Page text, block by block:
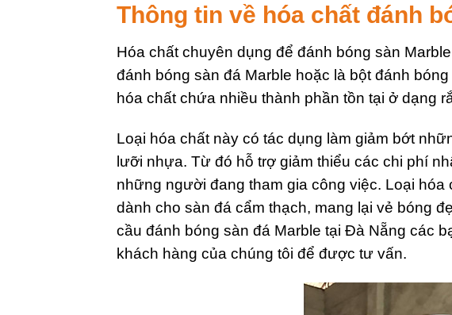
Thông tin về hóa chất đánh
Hóa chất chuyên dụng để đánh bóng sàn
đánh bóng sàn đá Marble hoặc là bột đánh
hóa chất chứa nhiều thành phần tồn tại ở dạng
Loại hóa chất này có tác dụng làm giảm bớt
lưỡi nhựa. Từ đó hỗ trợ giảm thiểu các chi phí
những người đang tham gia công việc. Loại
dành cho sàn đá cẩm thạch, mang lại vẻ bóng
cầu đánh bóng sàn đá Marble tại Đà Nẵng các
khách hàng của chúng tôi để được tư vấn.